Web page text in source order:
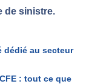
de sinistre.
dédié au secteur
: tout ce que